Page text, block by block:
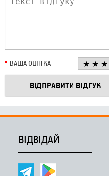
ВАША ОЦІНКА
ВІДВІДАЙ